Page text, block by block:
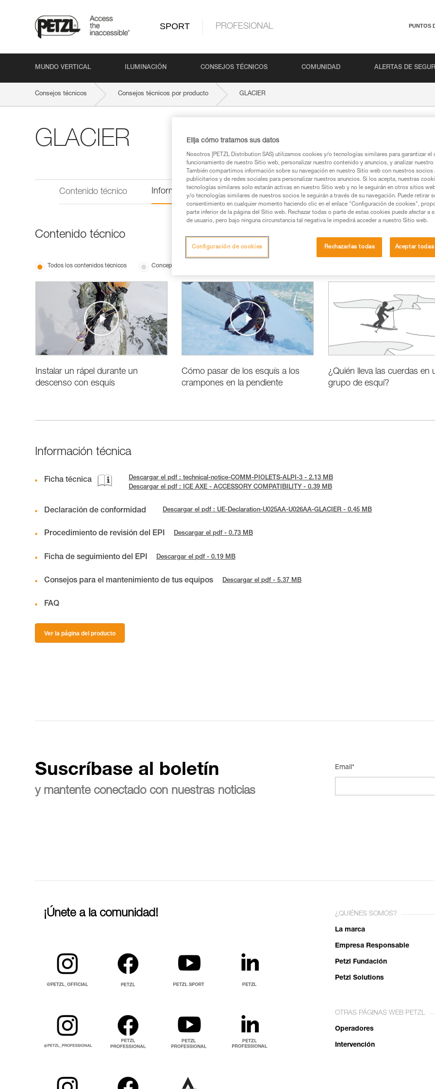
SPORT PROFESIONAL PUNTOS
MUNDO VERTICAL ILUMINACIÓN CONSEJOS TÉCNICOS COMUNIDAD ALERTAS DE
Consejos técnicos Consejos técnicos por producto GLACIER
GLACIER
Contenido técnico Información técnica
Contenido técnico
Todos los contenidos técnicos Conceptos básicos
Instalar un rápel durante un
descenso con esquís
Cómo pasar de los esquís a los
crampones en la pendiente
¿Quién lleva las cuerdas en
grupo de esquí?
Información técnica
Ficha técnica
Descargar el pdf : technical-notice-COMM-PIOLETS-ALPI-3 - 2.13 MB
Descargar el pdf : ICE AXE - ACCESSORY COMPATIBILITY - 0.39 MB
Declaración de conformidad Descargar el pdf : UE-Declaration-U025AA-U026AA-GLACIER - 0.45 MB
Procedimiento de revisión del EPI Descargar el pdf - 0.73 MB
Ficha de seguimiento del EPI Descargar el pdf - 0.19 MB
Consejos para el mantenimiento de tus equipos Descargar el pdf - 5.37 MB
FAQ
Ver la página del producto
Suscríbase al boletín
y mantente conectado con nuestras noticias
Email*
¡Únete a la comunidad! ¿QUIÉNES SOMOS?
La marca
Empresa Responsable
Petzl Fundación
Petzl Solutions
OTRAS PÁGINAS WEB PETZL
Operadores
Intervención
Elija cómo tratamos sus datos
Nosotros [PETZL Distribution SAS) utilizamos cookies y/o tecnologías similares para garantizar el
funcionamiento de nuestro Sitio web, personalizar nuestro contenido y anuncios, y analizar
También compartimos información sobre su navegación en nuestro Sitio web con nuestros socios
publicitarios y de redes sociales para personalizar nuestros anuncios. Si los acepta, nuestras
tecnologías similares solo estarán activas en nuestro Sitio web y no le seguirán en otros sitios
y/o tecnologías similares de nuestros socios le seguirán a través de su navegación. Puede retirar
consentimiento en cualquier momento haciendo clic en el enlace "Configuración de cookies",
parte inferior de la página del Sitio web. Rechazar todas o parte de estas cookies puede afectar a
de usuario, pero bajo ninguna circunstancia tal negativa le impedirá acceder a nuestro Sitio web.
Rechazarlas todas Aceptar
Configuración de cookies